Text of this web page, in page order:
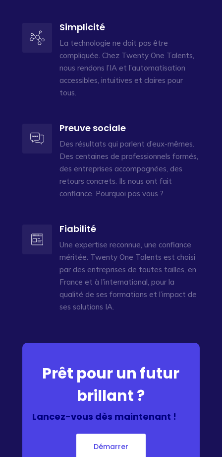
Simplicité
La technologie ne doit pas être
compliquée. Chez Twenty One Talents,
nous rendons l’IA et l’automatisation
accessibles, intuitives et claires pour
tous.
Preuve sociale
Des résultats qui parlent d’eux-mêmes.
Des centaines de professionnels formés,
des entreprises accompagnées, des
retours concrets. Ils nous ont fait
confiance. Pourquoi pas vous ?
Fiabilité
Une expertise reconnue, une confiance
méritée. Twenty One Talents est choisi
par des entreprises de toutes tailles, en
France et à l’international, pour la
qualité de ses formations et l’impact de
ses solutions IA.
Prêt pour un futur
brillant ?
Lancez-vous dès maintenant !
Démarrer